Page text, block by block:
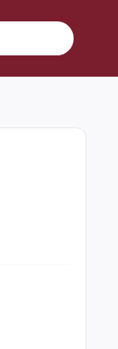
(Argentina). El